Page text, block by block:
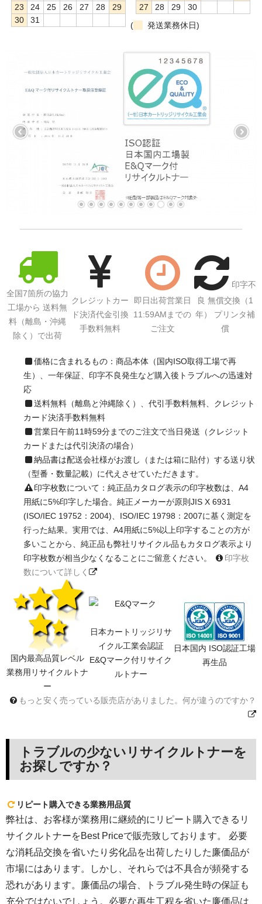
23
24 25 26 27 28
29
30
31
27
28 29
30
(
発送業務休日)
全国7箇所の協力
工場から 送料無
料（離島・沖縄
除く）で出荷
クレジットカー
ド決済代金引換
手数料無料
即日出荷営業日
11:59AMまでの
ご注文
印字不
良 無償交換（1
年） プリンタ補
償
価格に含まれるもの：商品本体（国内ISO取得工場で再
生）、一年保証、印字不良発生など購入後トラブルへの迅速対
応
送料無料（離島と沖縄除く）、代引手数料無料、クレジット
カード決済手数料無料
営業日午前11時59分までのご注文で当日発送（クレジット
カードまたは代引決済の場合）
納品書は配送会社様がお渡し（または箱に貼付）する送り状
（型番・数量記載）に代えさせていただきます。
印字枚数について：純正品カタログ表示の印字枚数は、A4
用紙に5%印字した場合。純正メーカーが原則JIS X 6931
(ISO/IEC 19752：2004)、ISO/IEC 19798：2007に基く測定を
行った結果。実用では、A4用紙に5%以上印字することの方が
多いことから、純正品も弊社リサイクル品もカタログ表示より
印字枚数が相当少なくなることにご留意ください。
印字枚
数について詳しく
国内最高品質レベル
業務用リサイクルトナ
ー
日本カートリッジリサ
イクル工業会認証
E&Qマーク付リサイク
ルトナー
日本国内 ISO認証工場
再生品
もっと安く売っている販売店がありました。何が違うのですか？
トラブルの少ないリサイクルトナーを
お探しですか？
リピート購入できる業務用品質
弊社は、お客様が業務用に継続的にリピート購入できるリ
サイクルトナーをBest Priceで販売致しております。 必要
な消耗品交換を省いたり劣化品を出荷したりした廉価品が
市場にはあります。しかし、それらでは不具合が頻発する
恐れがあります。廉価品の場合、トラブル発生時の保証も
充分ではないでしょう。必要な再生工程を省いた廉価品は